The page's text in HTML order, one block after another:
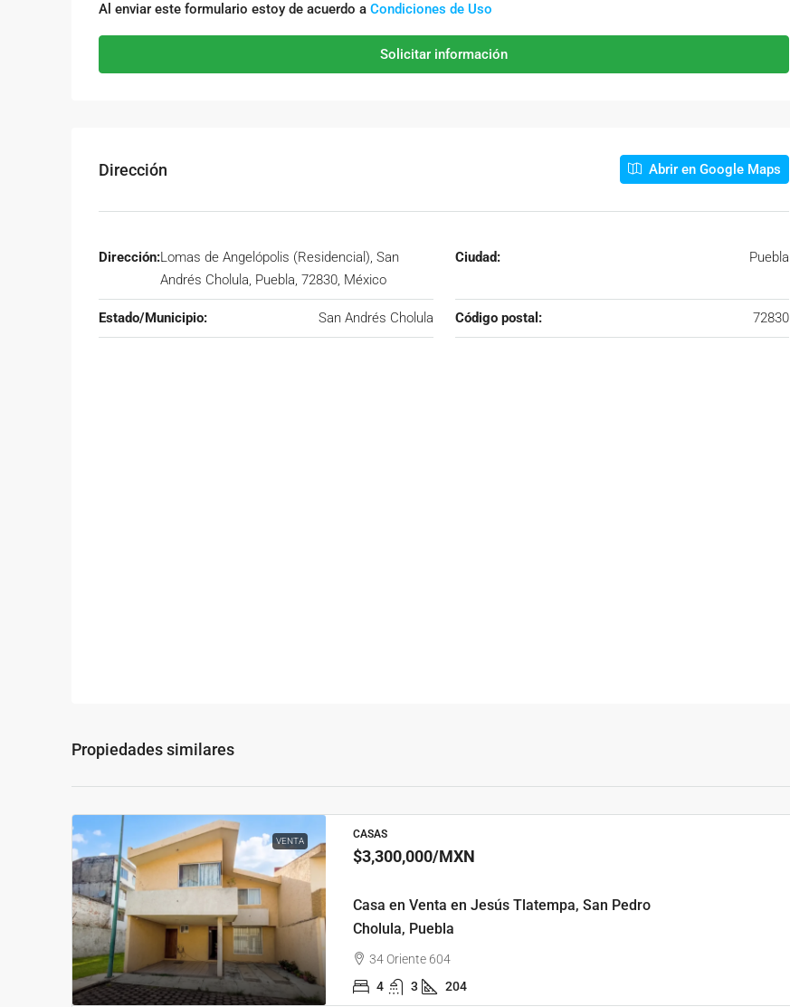
Al enviar este formulario estoy de acuerdo a Condiciones de Uso
Solicitar información
Dirección Abrir en Google Maps
Dirección:Lomas de Angelópolis (Residencial), San
Andrés Cholula, Puebla, 72830, México
Ciudad: Puebla
Estado/Municipio: San Andrés Cholula Código postal: 72830
Propiedades similares
VENTA
CASAS
$3,300,000/MXN
Casa en Venta en Jesús Tlatempa, San Pedro
Cholula, Puebla
34 Oriente 604
4
3 204